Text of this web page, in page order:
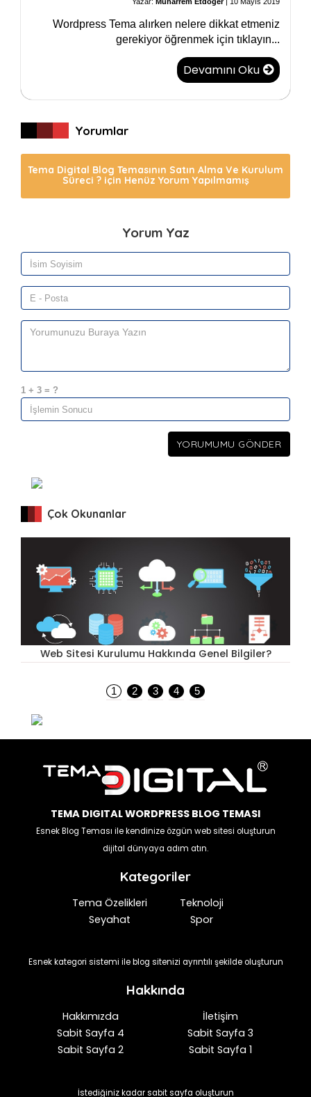
Wordpress Tema alırken nelere dikkat etmeniz
gerekiyor öğrenmek için tıklayın...
Devamını Oku
Yorumlar
Tema Digital Blog Temasının Satın Alma Ve Kurulum
Süreci ? için Henüz Yorum Yapılmamış
Yorum Yaz
1 + 3 = ?
YORUMUMU GÖNDER
Çok Okunanlar
Web Sitesi Kurulumu Hakkında Genel Bilgiler?
1 2 3 4 5
TEMA DIGITAL WORDPRESS BLOG TEMASI
Esnek Blog Teması ile kendinize özgün web sitesi oluşturun
dijital dünyaya adım atın.
Kategoriler
Tema Özelikleri
Teknoloji
Seyahat
Spor
Esnek kategori sistemi ile blog sitenizi ayrıntılı şekilde oluşturun
Hakkında
Hakkımızda
İletişim
Sabit Sayfa 4
Sabit Sayfa 3
Sabit Sayfa 2
Sabit Sayfa 1
İstediğiniz kadar sabit sayfa oluşturun